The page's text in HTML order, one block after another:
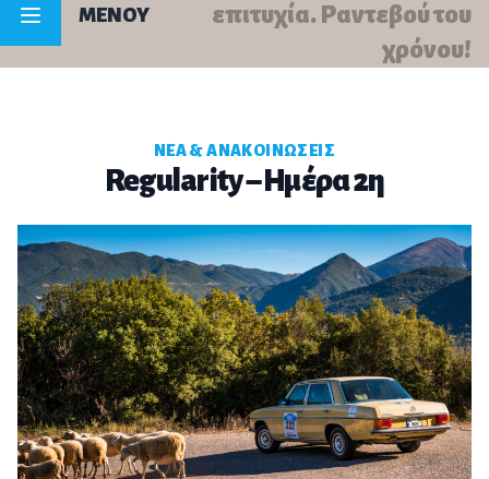
MENOY
επιτυχία. Ραντεβού του
χρόνου!
ΝΈΑ & ΑΝΑΚΟΙΝΏΣΕΙΣ
Regularity – Ημέρα 2η